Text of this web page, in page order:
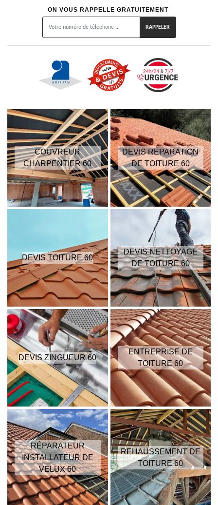
ON VOUS RAPPELLE GRATUITEMENT
COUVREUR
CHARPENTIER 60
DEVIS RÉPARATION
DE TOITURE 60
DEVIS TOITURE 60
DEVIS NETTOYAGE
DE TOITURE 60
DEVIS ZINGUEUR 60
ENTREPRISE DE
TOITURE 60
RÉPARATEUR
INSTALLATEUR DE
VELUX 60
REHAUSSEMENT DE
TOITURE 60